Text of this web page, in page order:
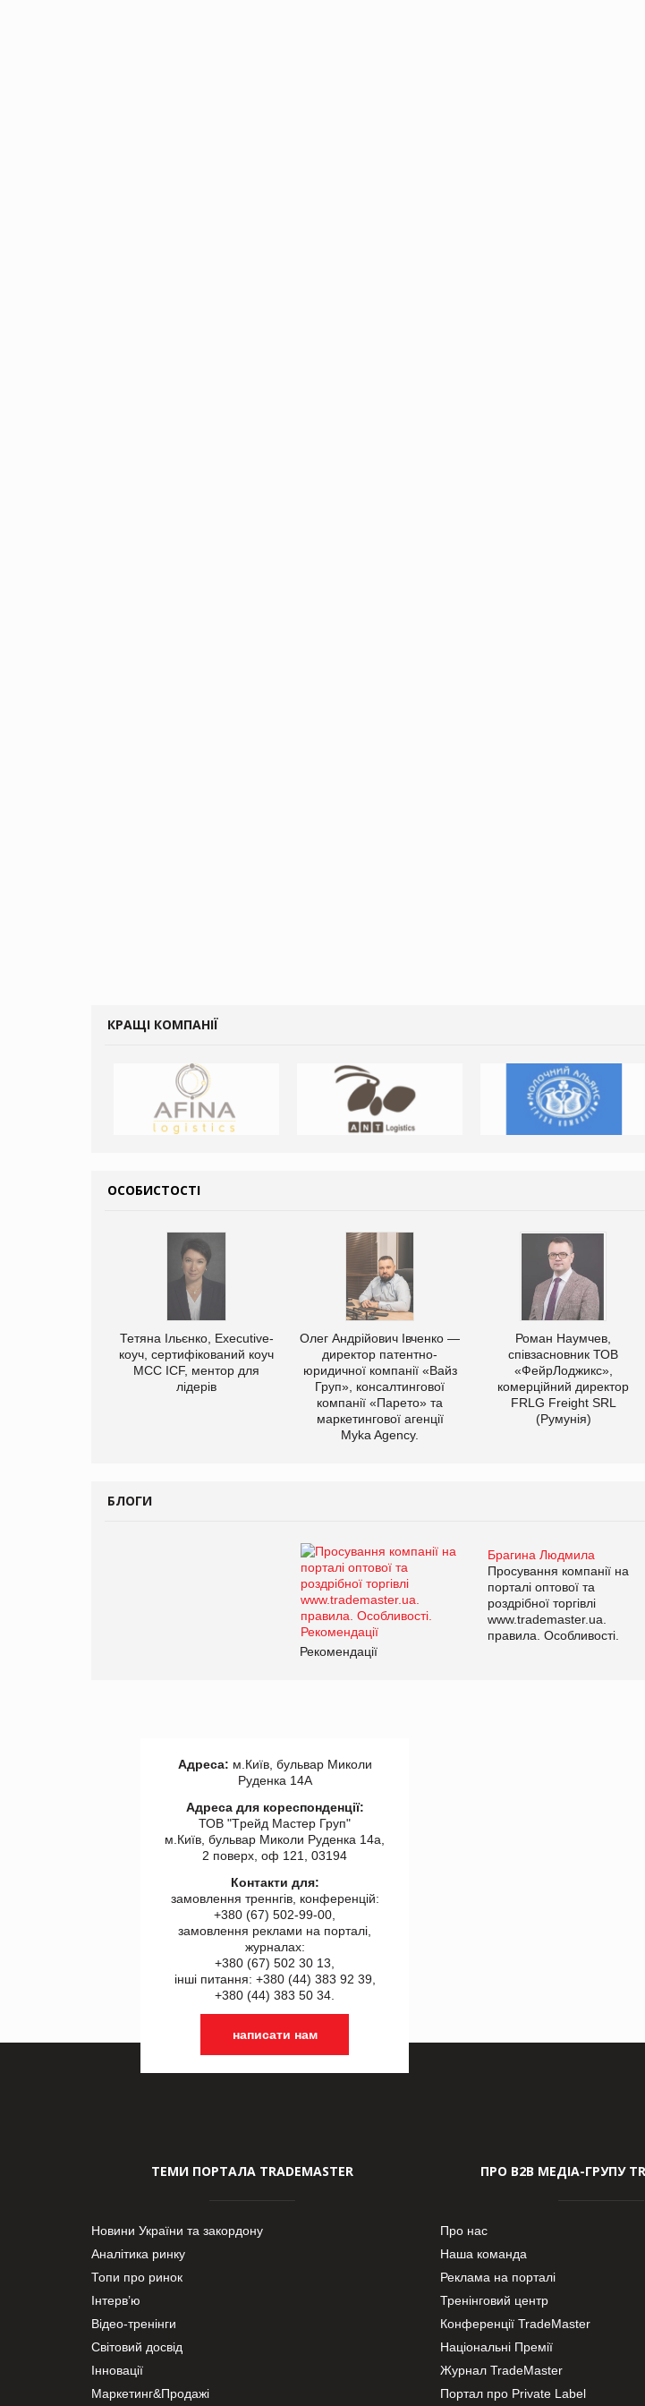
КРАЩІ КОМПАНІЇ
ОСОБИСТОСТІ
Тетяна Ільєнко, Executive-
коуч, сертифікований коуч
МСС ICF, ментор для
лідерів
Олег Андрійович Івченко —
директор патентно-
юридичної компанії «Вайз
Груп», консалтингової
компанії «Парето» та
маркетингової агенції
Myka Agency.
Роман Наумчев,
співзасновник ТОВ
«ФейрЛоджикс»,
комерційний директор
FRLG Freight SRL
(Румунія)
БЛОГИ
Брагина Людмила
Просування компанії на
порталі оптової та
роздрібної торгівлі
www.trademaster.ua.
правила. Особливості.
Рекомендації
Адреса: м.Київ, бульвар Миколи
Руденка 14А
Адреса для кореспонденції:
ТОВ "Tрейд Мастер Груп"
м.Київ, бульвар Миколи Руденка 14а,
2 поверх, оф 121, 03194
Контакти для:
замовлення треннгів, конференцій:
+380 (67) 502-99-00,
замовлення реклами на порталі,
журналах:
+380 (67) 502 30 13,
інші питання: +380 (44) 383 92 39,
+380 (44) 383 50 34.
написати нам
ТЕМИ ПОРТАЛА TRADEMASTER
Новини України та закордону
Аналітика ринку
Топи про ринок
Інтерв’ю
Відео-тренінги
Світовий досвід
Інновації
Маркетинг&Продажі
ПРО В2В МЕДІА-ГРУПУ
Про нас
Наша команда
Реклама на порталі
Тренінговий центр
Конференції TradeMaster
Національні Премії
Журнал TradeMaster
Портал про Private Label